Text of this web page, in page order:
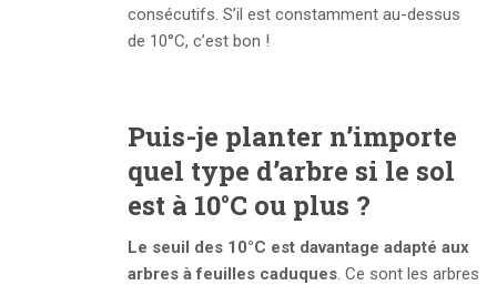
consécutifs. S’il est constamment au-dessus
de 10°C, c’est bon !
Puis-je planter n’importe
quel type d’arbre si le sol
est à 10°C ou plus ?
Le seuil des 10°C est davantage adapté aux
arbres à feuilles caduques. Ce sont les arbres